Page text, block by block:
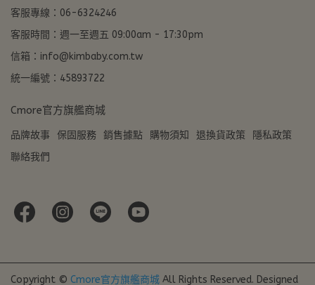
客服專線：06-6324246
客服時間：週一至週五 09:00am - 17:30pm
信箱：info@kimbaby.com.tw
統一編號：45893722
Cmore官方旗艦商城
品牌故事 保固服務 銷售據點 購物須知 退換貨政策
隱私政策
聯絡我們
Copyright © Cmore官方旗艦商城 All Rights Reserved. Designed